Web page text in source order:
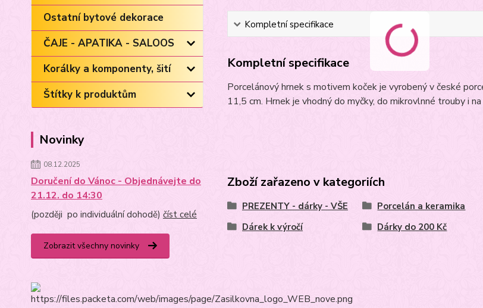
Ostatní bytové dekorace
ČAJE - APATIKA - SALOOS
Korálky a komponenty, šití
Štítky k produktům
Novinky
08.12.2025
Doručení do Vánoc - Objednávejte do
21.12. do 14:30
(později po individuální dohodě) číst celé
Zobrazit všechny novinky
Kompletní specifikace
Kompletní specifikace
Porcelánový hrnek s motivem koček je vyrobený v české
11,5 cm. Hrnek je vhodný do myčky, do mikrovlnné trouby i
Zboží zařazeno v kategoriích
PREZENTY - dárky - VŠE Porcelán a keramika
Dárek k výročí
Dárky do 200 Kč